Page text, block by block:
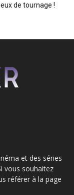
de tournage !
et des séries
vous souhaitez
référer à la page